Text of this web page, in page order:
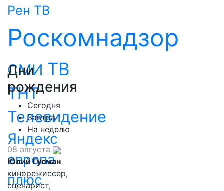
Рен ТВ
Роскомнадзор
СМИ ТВ
ТНТ
Телевидение
Яндекс
европа
плюс
Дни
рождения
Сегодня
Завтра
На неделю
08 августа
Юлий Гусман
кинорежиссер,
сценарист,